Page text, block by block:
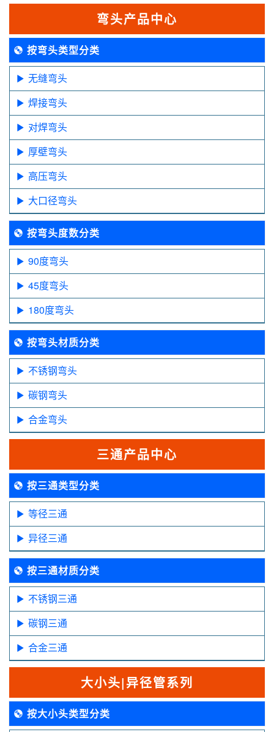
弯头产品中心
按弯头类型分类
无缝弯头
焊接弯头
对焊弯头
厚壁弯头
高压弯头
大口径弯头
按弯头度数分类
90度弯头
45度弯头
180度弯头
按弯头材质分类
不锈钢弯头
碳钢弯头
合金弯头
三通产品中心
按三通类型分类
等径三通
异径三通
按三通材质分类
不锈钢三通
碳钢三通
合金三通
大小头|异径管系列
按大小头类型分类